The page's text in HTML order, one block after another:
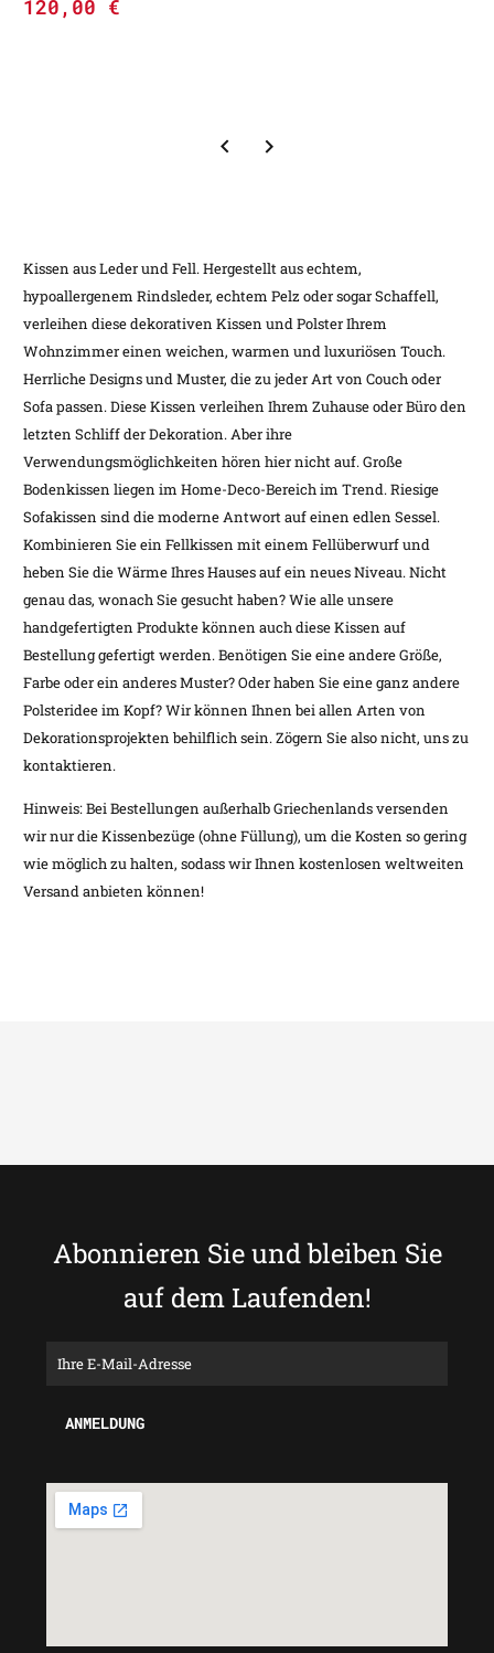
120,00 €
Kissen aus Leder und Fell. Hergestellt aus echtem,
hypoallergenem Rindsleder, echtem Pelz oder sogar Schaffell,
verleihen diese dekorativen Kissen und Polster Ihrem
Wohnzimmer einen weichen, warmen und luxuriösen Touch.
Herrliche Designs und Muster, die zu jeder Art von Couch oder
Sofa passen. Diese Kissen verleihen Ihrem Zuhause oder Büro den
letzten Schliff der Dekoration. Aber ihre
Verwendungsmöglichkeiten hören hier nicht auf. Große
Bodenkissen liegen im Home-Deco-Bereich im Trend. Riesige
Sofakissen sind die moderne Antwort auf einen edlen Sessel.
Kombinieren Sie ein Fellkissen mit einem Fellüberwurf und
heben Sie die Wärme Ihres Hauses auf ein neues Niveau. Nicht
genau das, wonach Sie gesucht haben? Wie alle unsere
handgefertigten Produkte können auch diese Kissen auf
Bestellung gefertigt werden. Benötigen Sie eine andere Größe,
Farbe oder ein anderes Muster? Oder haben Sie eine ganz andere
Polsteridee im Kopf? Wir können Ihnen bei allen Arten von
Dekorationsprojekten behilflich sein. Zögern Sie also nicht, uns zu
kontaktieren.
Hinweis: Bei Bestellungen außerhalb Griechenlands versenden
wir nur die Kissenbezüge (ohne Füllung), um die Kosten so gering
wie möglich zu halten, sodass wir Ihnen kostenlosen weltweiten
Versand anbieten können!
Abonnieren Sie und bleiben Sie
auf dem Laufenden!